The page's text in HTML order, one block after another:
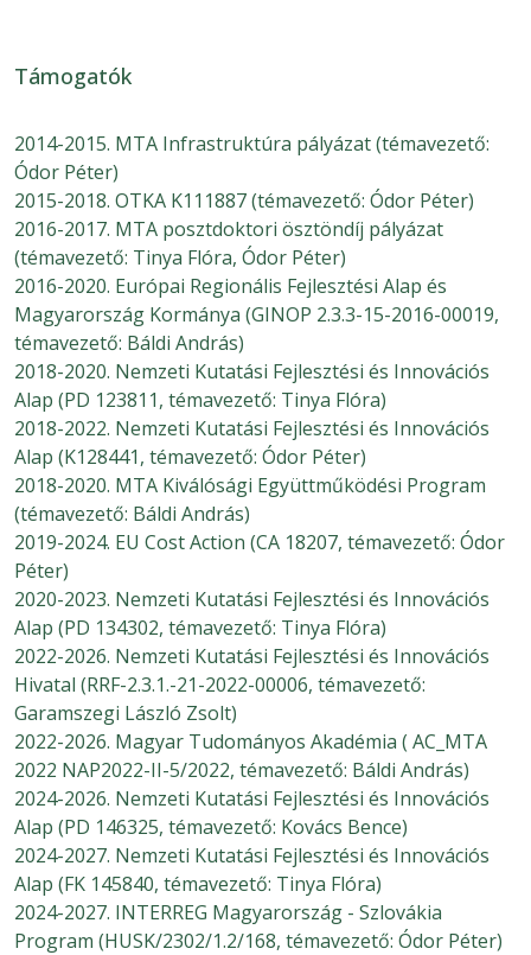
Támogatók
2014-2015. MTA Infrastruktúra pályázat (témavezető:
Ódor Péter)
2015-2018. OTKA K111887 (témavezető: Ódor Péter)
2016-2017. MTA posztdoktori ösztöndíj pályázat
(témavezető: Tinya Flóra, Ódor Péter)
2016-2020. Európai Regionális Fejlesztési Alap és
Magyarország Kormánya (GINOP 2.3.3-15-2016-00019,
témavezető: Báldi András)
2018-2020. Nemzeti Kutatási Fejlesztési és Innovációs
Alap (PD 123811, témavezető: Tinya Flóra)
2018-2022. Nemzeti Kutatási Fejlesztési és Innovációs
Alap (K128441, témavezető: Ódor Péter)
2018-2020. MTA Kiválósági Együttműködési Program
(témavezető: Báldi András)
2019-2024. EU Cost Action (CA 18207, témavezető: Ódor
Péter)
2020-2023. Nemzeti Kutatási Fejlesztési és Innovációs
Alap (PD 134302, témavezető: Tinya Flóra)
2022-2026. Nemzeti Kutatási Fejlesztési és Innovációs
Hivatal (RRF-2.3.1.-21-2022-00006, témavezető:
Garamszegi László Zsolt)
2022-2026. Magyar Tudományos Akadémia ( AC_MTA
2022 NAP2022-II-5/2022, témavezető: Báldi András)
2024-2026. Nemzeti Kutatási Fejlesztési és Innovációs
Alap (PD 146325, témavezető: Kovács Bence)
2024-2027. Nemzeti Kutatási Fejlesztési és Innovációs
Alap (FK 145840, témavezető: Tinya Flóra)
2024-2027. INTERREG Magyarország - Szlovákia
Program (HUSK/2302/1.2/168, témavezető: Ódor Péter)